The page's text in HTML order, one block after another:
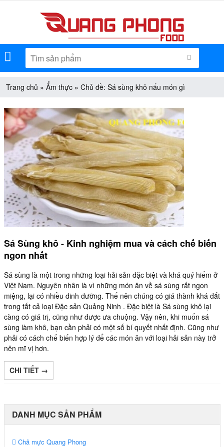
TÌM KIẾM
Trang chủ » Ẩm thực» Chủ đề: Sá sùng khô nấu món gì
Sá Sùng khô - Kinh nghiệm mua và cách chế biến
ngon nhất
Sá sùng là một trong những loại hải sản đặc biệt và khá quý hiếm ở
Việt Nam. Nguyên nhân là vì những món ăn về sá sùng rất ngon
miệng, lại có nhiều dinh dưỡng. Thế nên chúng có giá thành khá đắt
trong tất cả loại Đặc sản Quảng Ninh . Đặc biệt là Sá sùng khô lại
càng có giá trị, cũng như được ưa chuộng. Vậy nên, khi muốn sá
sùng làm khô, bạn cần phải có một số bí quyết nhất định. Cũng như
phải có cách chế biến hợp lý để các món ăn với loại hải sản này trở
nên mĩ vị hơn.
CHI TIẾT →
DANH MỤC SẢN PHẨM
Chả mực Quang Phong